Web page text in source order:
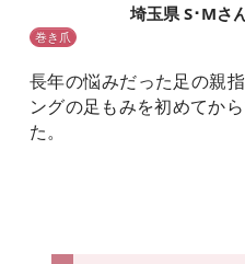
埼玉県 S･Mさ
巻き爪
長年の悩みだった足の親
ングの足もみを初めてか
た。